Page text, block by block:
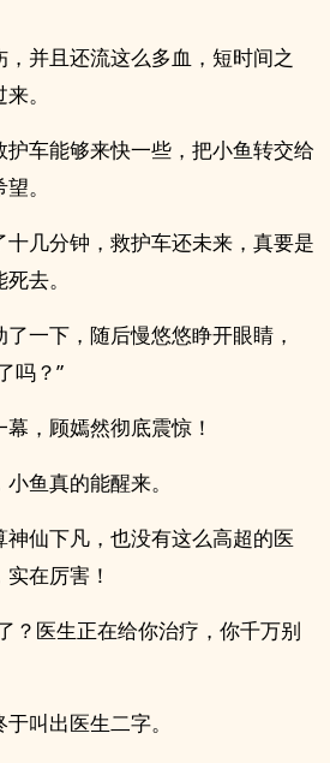
并且还流这么多血，短时间之
。
护车能够来快一些，把小鱼转交给
。
几分钟，救护车还未来，真要是
去。
一下，随后慢悠悠睁开眼睛，
吗？”
，顾嫣然彻底震惊！
鱼真的能醒来。
仙下凡，也没有这么高超的医
在厉害！
？医生正在给你治疗，你千万别
叫出医生二字。